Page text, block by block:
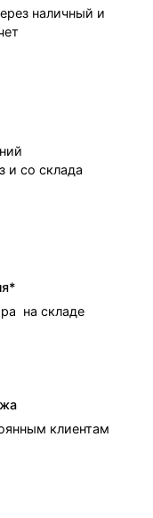
наличный и
и со склада
на складе
клиентам